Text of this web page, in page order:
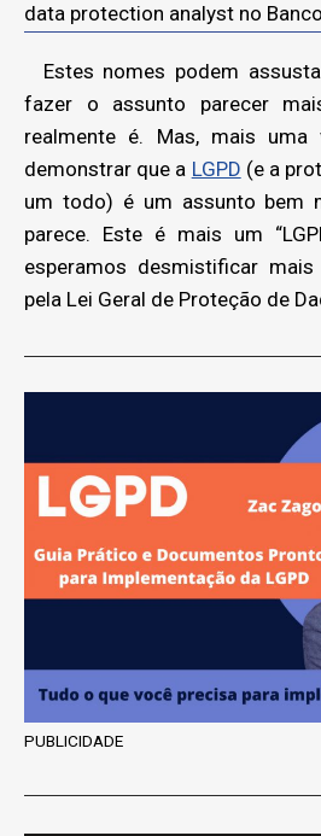
data protection analyst no
Estes nomes podem
fazer o assunto parecer
realmente é. Mas, mais
demonstrar que a LGPD (e a
um todo) é um assunto bem
parece. Este é mais um
esperamos desmistificar
pela Lei Geral de Proteção de
PUBLICIDADE